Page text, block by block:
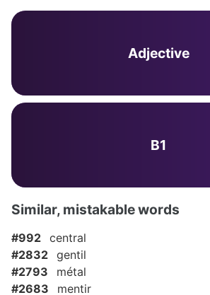
Adjective
B1
Similar, mistakable words
#992 central
#2832 gentil
#2793
métal
#2683
mentir